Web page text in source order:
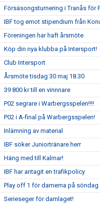
Försäsongsturnering i Tranås för
IBF tog emot stipendium från
Föreningen har haft årsmöte
Köp din nya klubba på Intersport!
Club Intersport
Årsmöte tisdag 30 maj 18.30
39 800 kr till en vinnnare
P02 segrare i Warbergsspelen!!!!
P02 i A-final på Warbergsspelen!
Inlämning av material
IBF söker Juniortränare herr
Häng med till Kalmar!
IBF har antagit en trafikpolicy
Play off 1 för damerna på söndag
Serieseger för damlaget!